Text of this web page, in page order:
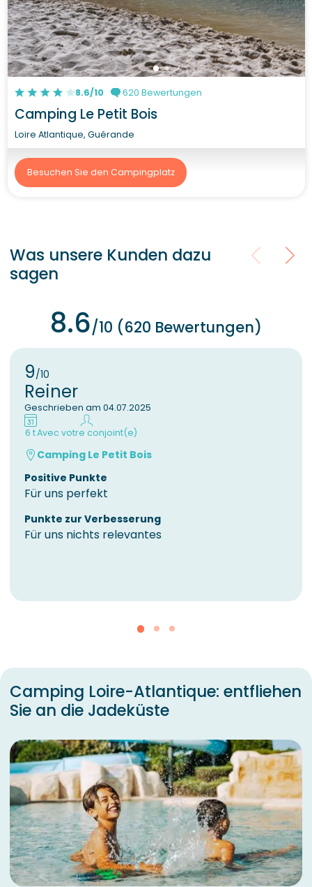
8.6/10 620 Bewertungen
Camping Le Petit Bois
Loire Atlantique, Guérande
Besuchen Sie den Campingplatz
Was unsere Kunden dazu
sagen
8.6/10 (620 Bewertungen)
9/10
Reiner
Geschrieben am 04.07.2025
6 tAvec votre conjoint(e)
Camping Le Petit Bois
Positive Punkte
Für uns perfekt
Punkte zur Verbesserung
Für uns nichts relevantes
Camping Loire-Atlantique: entfliehen
Sie an die Jadeküste